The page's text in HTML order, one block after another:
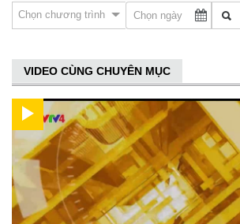
Chọn chương trình
VIDEO CÙNG CHUYÊN MỤC